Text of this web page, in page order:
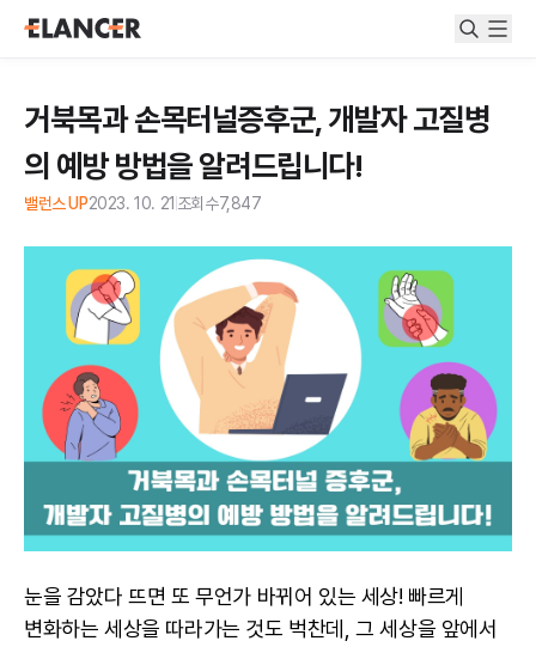
거북목과 손목터널증후군, 개발자 고질병
의 예방 방법을 알려드립니다!
밸런스 UP2023. 10. 21 조회수7,847
눈을 감았다 뜨면 또 무언가 바뀌어 있는 세상! 빠르게
변화하는 세상을 따라가는 것도 벅찬데, 그 세상을 앞에서